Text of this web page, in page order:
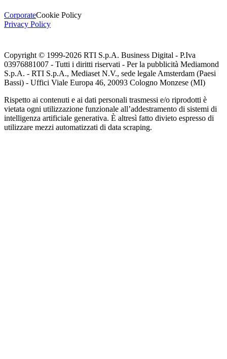
CorporateCookie Policy
Privacy Policy
Copyright © 1999-2026 RTI S.p.A. Business Digital - P.Iva
03976881007 - Tutti i diritti riservati - Per la pubblicità Mediamond
S.p.A. - RTI S.p.A., Mediaset N.V., sede legale Amsterdam (Paesi
Bassi) - Uffici Viale Europa 46, 20093 Cologno Monzese (MI)
Rispetto ai contenuti e ai dati personali trasmessi e/o riprodotti è
vietata ogni utilizzazione funzionale all’addestramento di sistemi di
intelligenza artificiale generativa. È altresì fatto divieto espresso di
utilizzare mezzi automatizzati di data scraping.